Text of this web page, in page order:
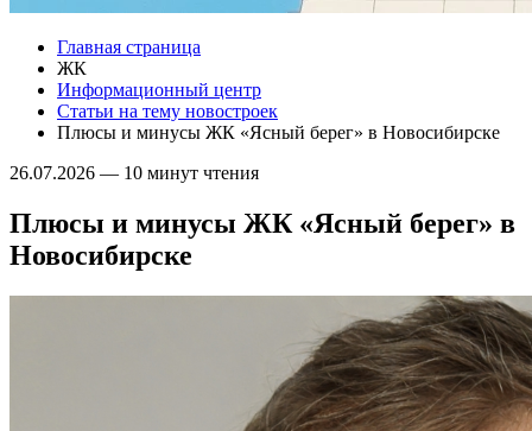
Главная страница
ЖК
Информационный центр
Статьи на тему новостроек
Плюсы и минусы ЖК «Ясный берег» в Новосибирске
26.07.2026 — 10 минут чтения
Плюсы и минусы ЖК «Ясный берег» в
Новосибирске